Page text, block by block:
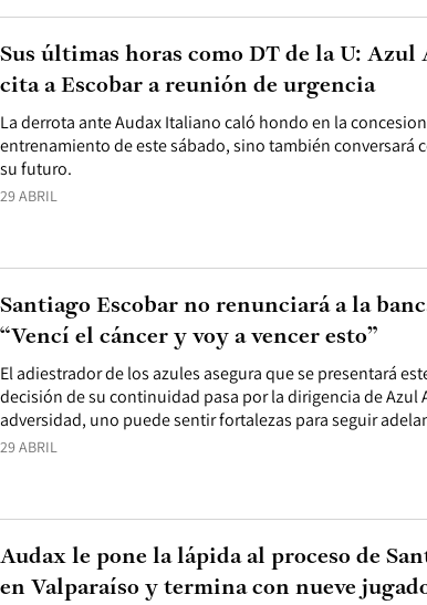
29 ABRIL
La derrota ante Audax Italiano caló hondo en la
entrenamiento de este sábado, sino también conversará
su futuro.
Sus últimas horas como DT de la U:
cita a Escobar a reunión de urgencia
29 ABRIL
El adiestrador de los azules asegura que se presentará
decisión de su continuidad pasa por la dirigencia de
adversidad, uno puede sentir fortalezas para seguir
Santiago Escobar no renunciará a la
“Vencí el cáncer y voy a vencer esto”
Audax le pone la lápida al proceso de
en Valparaíso y termina con nueve